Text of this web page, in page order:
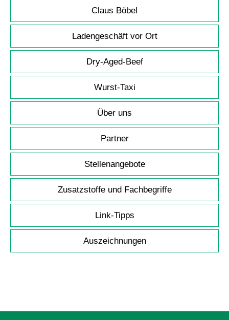
Claus Böbel
Ladengeschäft vor Ort
Dry-Aged-Beef
Wurst-Taxi
Über uns
Partner
Stellenangebote
Zusatzstoffe und Fachbegriffe
Link-Tipps
Auszeichnungen